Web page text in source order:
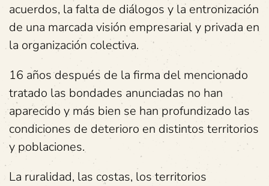
acuerdos, la falta de diálogos y la entronización
de una marcada visión empresarial y privada en
la organización colectiva.
16 años después de la firma del mencionado
tratado las bondades anunciadas no han
aparecido y más bien se han profundizado las
condiciones de deterioro en distintos territorios
y poblaciones.
La ruralidad, las costas, los territorios